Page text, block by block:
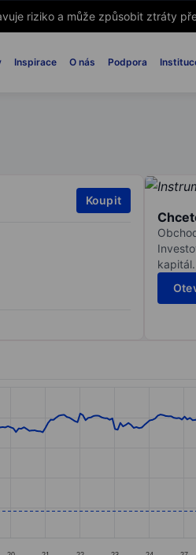
riziko a může způsobit ztráty
Inspirace O nás Podpora
Koupit
kapitál.
from 118.88 to 149.7.